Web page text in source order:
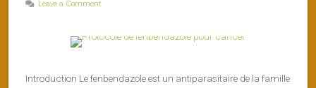
Leave a Comment
Introduction Le fenbendazole est un antiparasitaire de la famille